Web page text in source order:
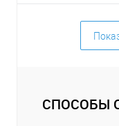
СПОСОБЫ